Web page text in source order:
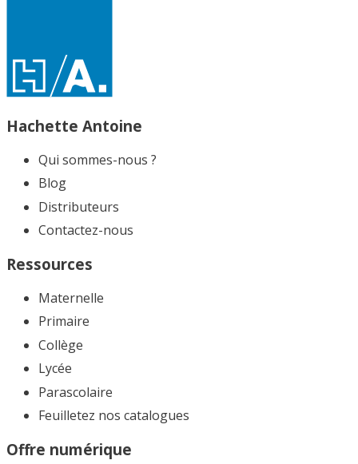
Hachette Antoine
Qui sommes-nous ?
Blog
Distributeurs
Contactez-nous
Ressources
Maternelle
Primaire
Collège
Lycée
Parascolaire
Feuilletez nos catalogues​
Offre numérique